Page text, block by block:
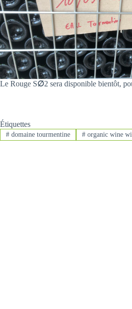
Le Rouge S∅2 sera disponible bientôt,
Étiquettes
#domaine tourmentine #organic wine